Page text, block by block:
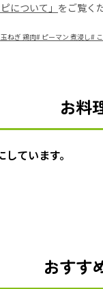
ピについて」 をご覧く
ねぎ 鶏肉# ピーマン 煮浸し#
お料
ています。
おすす